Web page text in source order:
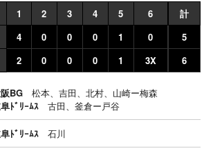
1 2 3 4 5 6
計
4 0 0 0 1 0
5
2 0 0 0 1 3X 6
BG
松本、吉田、北村、山崎ー梅森
ﾄﾞﾘｰﾑｽ
古田、釜倉ー戸谷
ﾄﾞﾘｰﾑｽ 石川